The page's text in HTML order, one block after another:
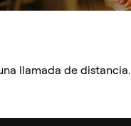
llamada de distancia.